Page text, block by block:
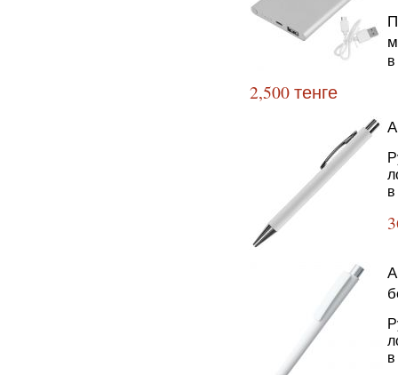
2,500 тенге